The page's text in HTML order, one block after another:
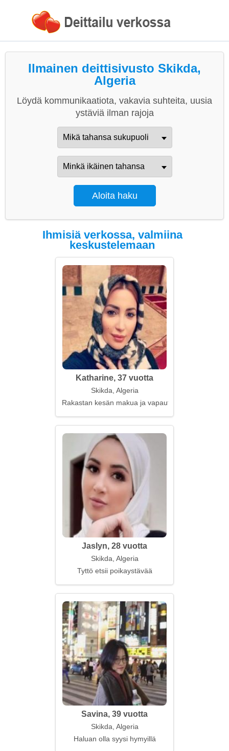
Ilmainen deittisivusto Skikda,
Algeria
Löydä kommunikaatiota, vakavia suhteita, uusia
ystäviä ilman rajoja
Ihmisiä verkossa, valmiina
keskustelemaan
Katharine, 37 vuotta
Skikda, Algeria
Rakastan kesän makua ja vapautta
Jaslyn, 28 vuotta
Skikda, Algeria
Tyttö etsii poikaystävää
Savina, 39 vuotta
Skikda, Algeria
Haluan olla syysi hymyillä